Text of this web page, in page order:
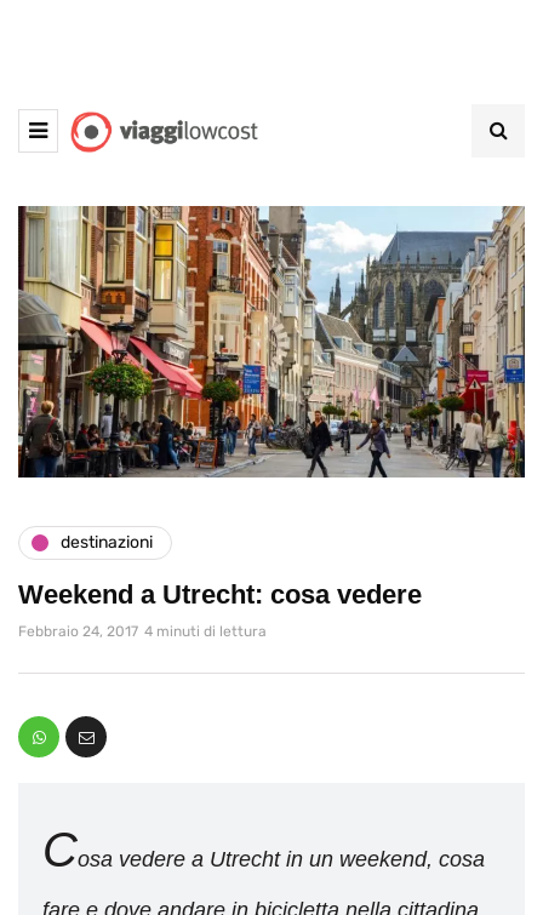
destinazioni
Weekend a Utrecht: cosa vedere
Febbraio 24, 2017 4 minuti di lettura
Cosa vedere a Utrecht in un weekend, cosa
fare e dove andare in bicicletta nella cittadina